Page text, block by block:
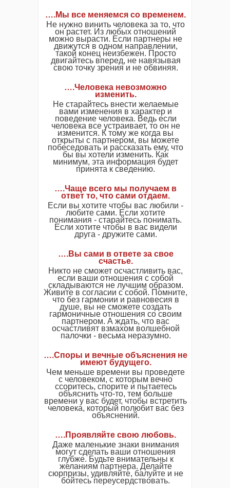
….Мы все меняемся со временем.
Не нужно винить человека за то, что
он растет. Из любых отношений
можно вырасти. Если партнеры не
движутся в одном направлении,
такой конец неизбежен. Просто
двигайтесь вперед, не навязывая
свою точку зрения и не обвиняя.
….Человека невозможно
изменить.
Не старайтесь внести желаемые
вами изменения в характер и
поведение человека. Ведь если
человека все устраивает, то он не
изменится. К тому же когда вы
открыты с партнером, вы можете
побеседовать и рассказать ему, что
бы вы хотели изменить. Как
минимум, эта информация будет
принята к сведению.
….Чаще всего мы получаем в
ответ то, что сами отдаем.
Если вы хотите чтобы вас любили -
любите сами. Если хотите
понимания - старайтесь понимать.
Если хотите чтобы в вас видели
друга - дружите сами.
….Вы сами в ответе за свое
счастье.
Никто не сможет осчастливить вас,
если ваши отношения с собой
складываются не лучшим образом.
Живите в согласии с собой. Помните,
что без гармонии и равновесия в
душе, вы не сможете создать
гармоничные отношения со своим
партнером. А ждать, что вас
осчастливят взмахом волшебной
палочки - весьма неразумно.
….Споры и вечные объяснения не
имеют будущего.
Чем меньше времени вы проведете
с человеком, с которым вечно
ссоритесь, спорите и пытаетесь
объяснить что-то, тем больше
времени у вас будет, чтобы встретить
человека, который полюбит вас без
объяснений.
….Проявляйте свою любовь.
Даже маленькие знаки внимания
могут сделать ваши отношения
глубже. Будьте внимательны к
желаниям партнера. Делайте
сюрпризы, удивляйте, балуйте и не
бойтесь переусердствовать.